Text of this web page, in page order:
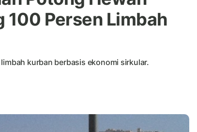
100 Persen Limbah
kurban berbasis ekonomi sirkular.